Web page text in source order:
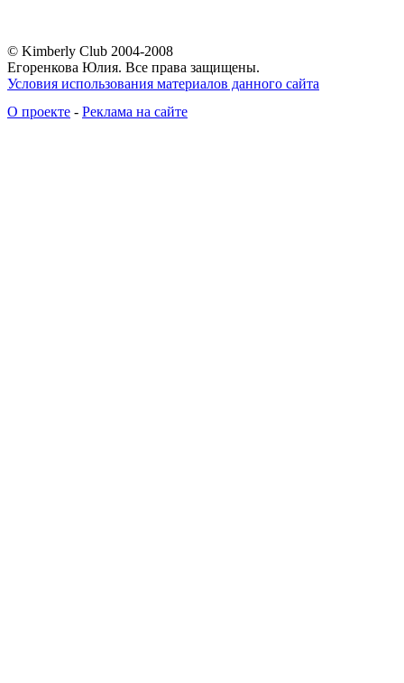
© Kimberly Club 2004-2008
Егоренкова Юлия. Все права защищены.
Условия использования материалов данного сайта
О проекте - Реклама на сайте